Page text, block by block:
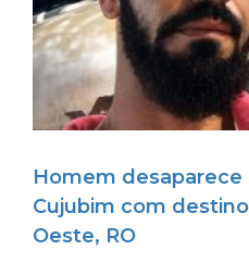
Homem desaparece
Cujubim com
Oeste, RO